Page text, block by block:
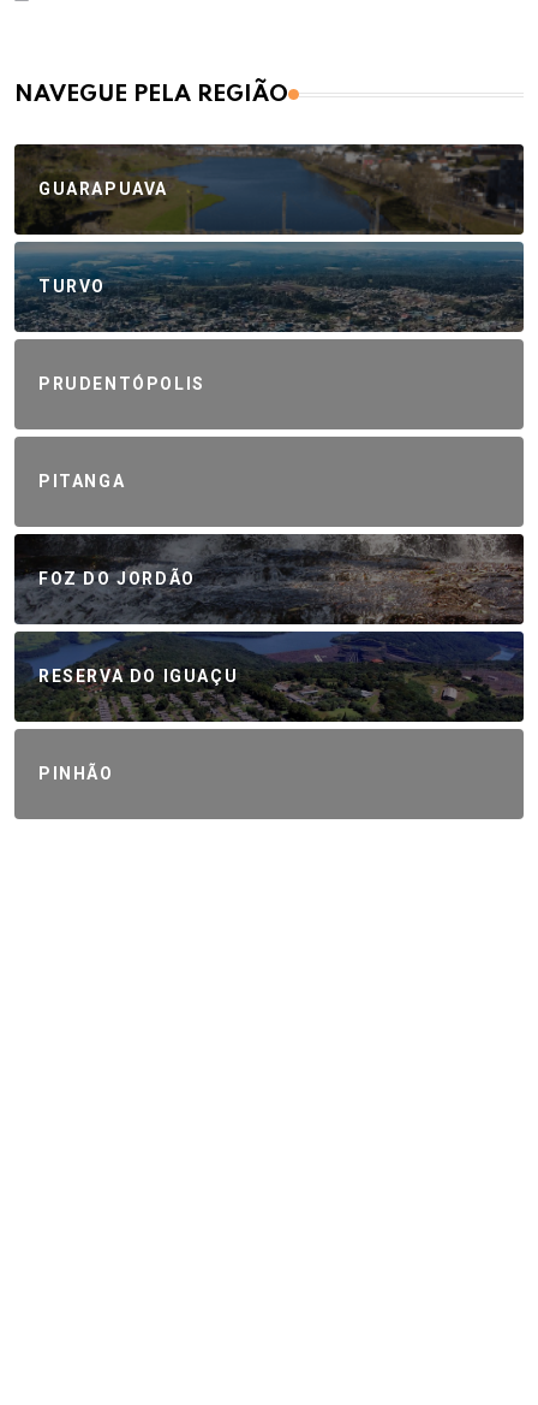
NAVEGUE PELA REGIÃO
GUARAPUAVA
TURVO
PRUDENTÓPOLIS
PITANGA
FOZ DO JORDÃO
RESERVA DO IGUAÇU
PINHÃO